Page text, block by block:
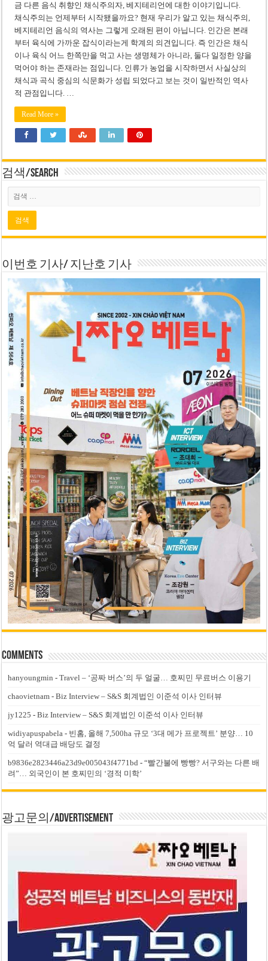
금 다른 음식 취향인 채식주의자, 베지테리언에 대한 이야기입니다.
채식주의는 언제부터 시작됐을까요? 현재 우리가 알고 있는 채식주의,
베지테리언 음식의 역사는 그렇게 오래된 편이 아닙니다. 인간은 본래
부터 육식에 가까운 잡식이라는게 학계의 의견입니다. 즉 인간은 채식
이나 육식 어느 한쪽만을 먹고 사는 생명체가 아니라, 둘다 일정한 양을
먹어야 하는 존재라는 점입니다. 인류가 농업을 시작하면서 사실상의
채식과 곡식 중심의 식문화가 성립 되었다고 보는 것이 일반적인 역사
적 관점입니다. …
Read More »
검색/Search
이번호 기사/ 지난호 기사
Comments
hanyoungmin -Travel – ‘공짜 버스’의 두 얼굴… 호찌민 무료버스 이용기
chaovietnam -Biz Interview – S&S 회계법인 이준석 이사 인터뷰
jy1225 -Biz Interview – S&S 회계법인 이준석 이사 인터뷰
widiyapuspabela - 빈홈, 올해 7,500ha 규모 ‘3대 메가 프로젝트’ 분양… 10
억 달러 역대급 배당도 결정
b9836e2823446a23d9e005043f4771bd -“빨간불에 빵빵? 서구와는 다른 배
려”… 외국인이 본 호찌민의 ‘경적 미학’
광고문의/Advertisement